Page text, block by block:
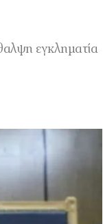
εγκληματία